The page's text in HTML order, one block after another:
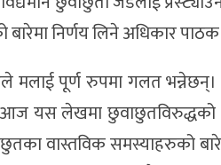
निर्णय लिने अधिकार
मलाई पूर्ण रुपमा गलत
आज यस लेखमा
वास्तविक समस्याहरुको